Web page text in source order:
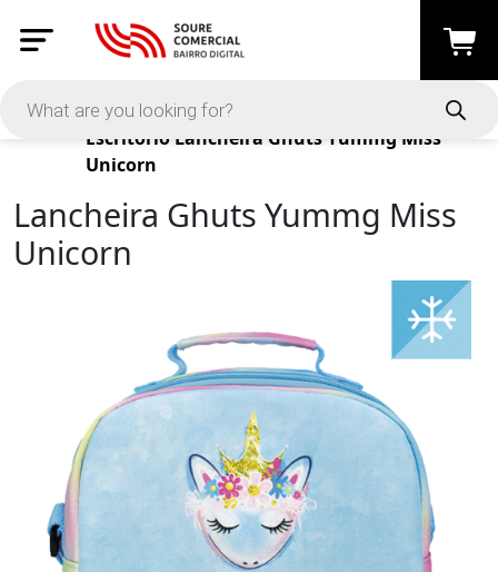
Products
Escritório Lancheira Ghuts Yummg Miss
Unicorn
Lancheira Ghuts Yummg Miss
Unicorn